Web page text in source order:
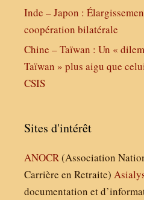
Inde – Japon :
coopération bilatérale
Chine – Taïwan : Un «
Taïwan » plus aigu que
CSIS
Sites d'intérêt
ANOCR (Association
Carrière en Retraite)
documentation et